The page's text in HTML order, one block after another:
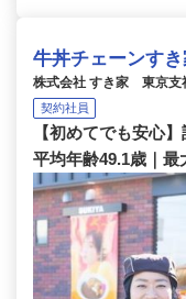
牛丼チェーンす
株式会社 すき家 東京支
契約社員
【初めてでも安心
平均年齢49.1歳｜最